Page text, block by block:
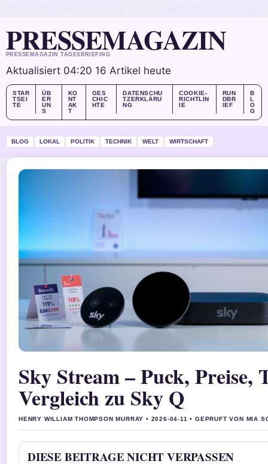
PRESSEMAGAZIN
PRESSEMAGAZIN TAGESBRIEFING
Aktualisiert 04:20 16 Artikel heute
STAR
TSEI
TE
ÜB
ER
UN
S
KO
NT
AK
T
GES
CHIC
HTE
DATENSCHU
TZERKLÄRU
NG
COOKIE-
RICHTLIN
IE
RUN
DBR
IEF
B
L
O
G
BLOG LOKAL POLITIK TECHNIK WELT WIRTSCHAFT
Sky Stream – Puck, Preise,
Vergleich zu Sky Q
HENRY WILLIAM THOMPSON MURRAY • 2026-04-11 • GEPRUFT VON MIA
DIESE BEITRAGE NICHT VERPASSEN